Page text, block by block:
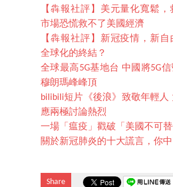
【犇報社評】美元量化寬鬆
市場恐慌救不了美國經濟
【犇報社評】新冠疫情，新
全球化的終結？
全球最高5G基地台 中國將5G
穆朗瑪峰峰頂
bilibili短片《後浪》致敬年輕人
應兩極討論熱烈
一場「瘟疫」戳破「美國不可替
關於新冠肺炎的十大謊言，你中
Share